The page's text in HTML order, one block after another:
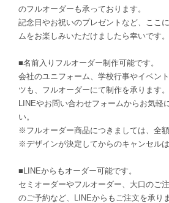
のフルオーダーも承っております。
記念日やお祝いのプレゼントなど、ここ
ムをお楽しみいただけましたら幸いです。
■名前入りフルオーダー制作可能です。
会社のユニフォーム、学校行事やイベン
ツも、フルオーダーにて制作を承ります。
LINEやお問い合わせフォームからお気軽
い。
※フルオーダー商品につきましては、全額
※デザインが決定してからのキャンセルは
■LINEからもオーダー可能です。
セミオーダーやフルオーダー、大口のご
のご予約など、LINEからもご注文を承りま